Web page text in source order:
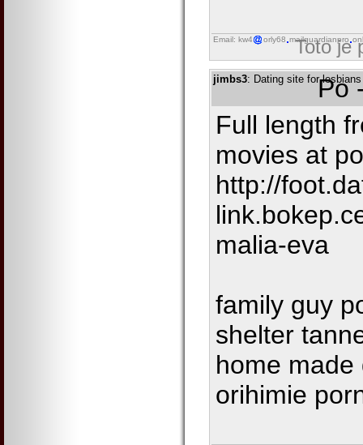
Email: kw4 orly68 mailguardianpro
Toto je
jimbs3: Dating site forPo
Full length
movies at
http://
malia-eva
family guy
shelter
home
orihimie